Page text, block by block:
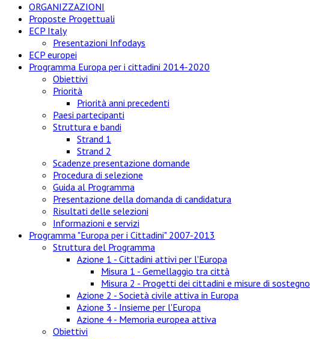
ORGANIZZAZIONI
Proposte Progettuali
ECP Italy
Presentazioni Infodays
ECP europei
Programma Europa per i cittadini 2014-2020
Obiettivi
Priorità
Priorità anni precedenti
Paesi partecipanti
Struttura e bandi
Strand 1
Strand 2
Scadenze presentazione domande
Procedura di selezione
Guida al Programma
Presentazione della domanda di candidatura
Risultati delle selezioni
Informazioni e servizi
Programma "Europa per i Cittadini" 2007-2013
Struttura del Programma
Azione 1 - Cittadini attivi per l'Europa
Misura 1 - Gemellaggio tra città
Misura 2 - Progetti dei cittadini e misure di sostegno
Azione 2 - Società civile attiva in Europa
Azione 3 - Insieme per l'Europa
Azione 4 - Memoria europea attiva
Obiettivi